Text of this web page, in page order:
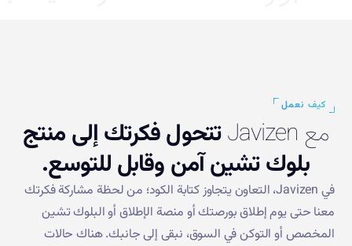
كيف نعمل
مع Javizen
تتحول فكرتك إلى منتج
بلوك تشين آمن وقابل للتوسع.
في Javizen، التعاون يتجاوز كتابة الكود؛ من لحظة مشاركة فكرتك
معنا حتى يوم إطلاق بورصتك أو منصة الإطلاق أو البلوك تشين
المخصص أو التوكن في السوق، نبقى إلى جانبك. هناك حالات